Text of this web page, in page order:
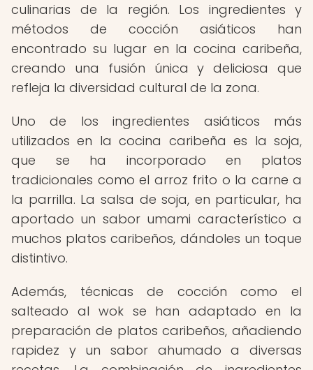
culinarias de la región. Los ingredientes y
métodos de cocción asiáticos han
encontrado su lugar en la cocina caribeña,
creando una fusión única y deliciosa que
refleja la diversidad cultural de la zona.
Uno de los ingredientes asiáticos más
utilizados en la cocina caribeña es la soja,
que se ha incorporado en platos
tradicionales como el arroz frito o la carne a
la parrilla. La salsa de soja, en particular, ha
aportado un sabor umami característico a
muchos platos caribeños, dándoles un toque
distintivo.
Además, técnicas de cocción como el
salteado al wok se han adaptado en la
preparación de platos caribeños, añadiendo
rapidez y un sabor ahumado a diversas